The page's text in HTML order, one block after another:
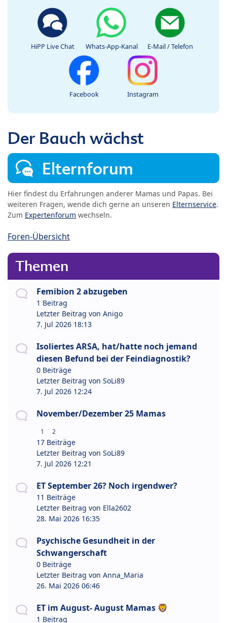
HiPP Live Chat Whats-App-Kanal E-Mail / Telefon
Facebook Instagram
Der Bauch wächst
Elternforum
Hier findest du Erfahrungen anderer Mamas und Papas. Bei
weiteren Fragen, wende dich gerne an unseren Elternservice.
Zum Expertenforum wechseln.
Foren-Übersicht
Themen
Femibion 2 abzugeben
1 Beitrag
Letzter Beitrag von Anigo
7. Jul 2026 18:13
Isoliertes ARSA, hat/hatte noch jemand
diesen Befund bei der Feindiagnostik?
0 Beiträge
Letzter Beitrag von SoLi89
7. Jul 2026 12:24
November/Dezember 25 Mamas
1 2
17 Beiträge
Letzter Beitrag von SoLi89
7. Jul 2026 12:21
ET September 26? Noch irgendwer?
11 Beiträge
Letzter Beitrag von Ella2602
28. Mai 2026 16:35
Psychische Gesundheit in der
Schwangerschaft
0 Beiträge
Letzter Beitrag von Anna_Maria
26. Mai 2026 06:46
ET im August- August Mamas 🦁
1 Beitrag